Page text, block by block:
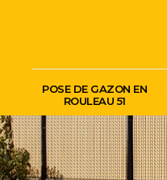
POSE DE GAZON EN
ROULEAU 51